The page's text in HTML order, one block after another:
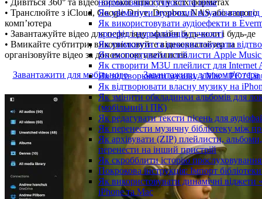
нормалізація гучності та інше
Як увімкнути музичний візуалізатор
Як використовувати аудіоефекти в
кросфід і нормалізація гучності
Як увімкнути та використовувати
Як експортувати плейлисти Apple
Як створити M3U плейлист для
Як відтворювати музику з Mac / PC /
Як відтворювати власну музику на
Як змінити обкладинки альбомів для
(мобільний і ПК)
Як редагувати тексти пісень для
Як перенести музичну бібліотеку між
Як архівувати (ZIP) плейлисти,
перенести на інший пристрій
Як скробблити історію
Покрокова інструкція: Імпорт
Як використовувати динамічні віджети
iPhone та Mac
• Дивіться 360° та відео високої чіткості у всіх форматах
• Транслюйте з iCloud, Google Drive, Dropbox, NAS або вашого
комп’ютера
• Завантажуйте відео для перегляду офлайн будь-коли і будь-де
• Вмикайте субтитри, використовуйте відеоеквалайзер та
організовуйте відео за допомогою плейлистів
Завантажити для мобільного
Завантажити для комп'ютера